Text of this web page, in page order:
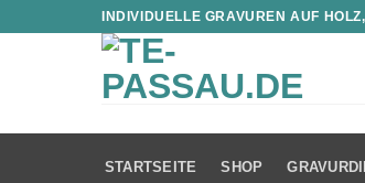
INDIVIDUELLE GRAVUREN AUF
STARTSEITE SHOP